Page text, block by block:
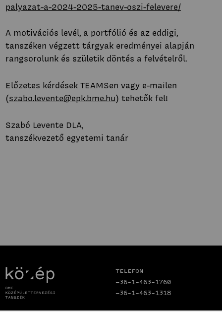
palyazat-a-2024-2025-tanev-oszi-felevere/
A motivációs levél, a portfólió és az eddigi,
tanszéken végzett tárgyak eredményei alapján
rangsorolunk és születik döntés a felvételről.
Előzetes kérdések TEAMSen vagy e-mailen
(szabo.levente@epk.bme.hu) tehetők fel!
Szabó Levente DLA,
tanszékvezető egyetemi tanár
Telefon
+36-1-463-1760
+36-1-463-1318